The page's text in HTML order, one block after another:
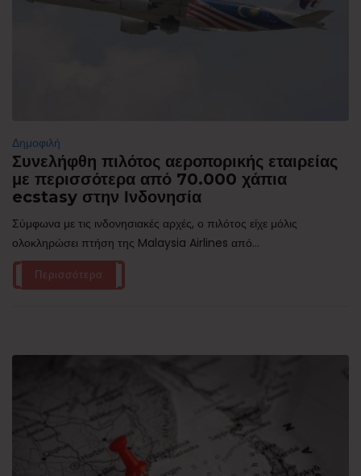
Δημοφιλή
Συνελήφθη πιλότος αεροπορικής εταιρείας
με περισσότερα από 70.000 χάπια
ecstasy στην Ινδονησία
Σύμφωνα με τις ινδονησιακές αρχές, ο πιλότος είχε μόλις
ολοκληρώσει πτήση της Malaysia Airlines από...
Περισσότερα